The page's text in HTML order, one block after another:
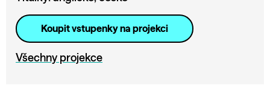
Koupit vstupenky na projekci
Všechny projekce